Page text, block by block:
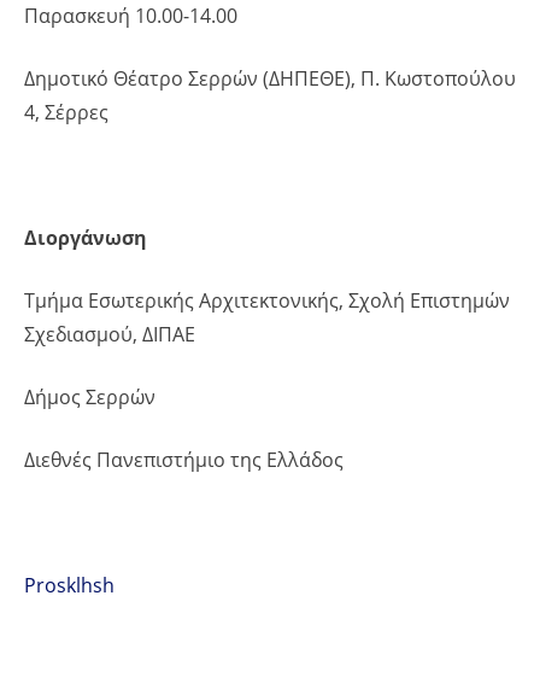
Παρασκευή 10.00-14.00
Δημοτικό Θέατρο Σερρών (ΔΗΠΕΘΕ), Π. Κωστοπούλου
4, Σέρρες
Διοργάνωση
Τμήμα Εσωτερικής Αρχιτεκτονικής, Σχολή Επιστημών
Σχεδιασμού, ΔΙΠΑΕ
Δήμος Σερρών
Διεθνές Πανεπιστήμιο της Ελλάδος
Prosklhsh